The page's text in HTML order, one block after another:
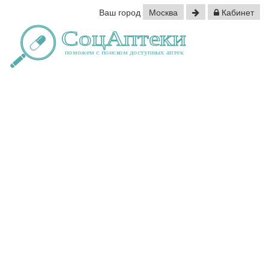
Ваш город Москва Кабинет